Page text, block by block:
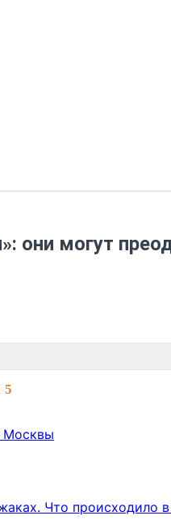
они могут
Москвы
Что происходило